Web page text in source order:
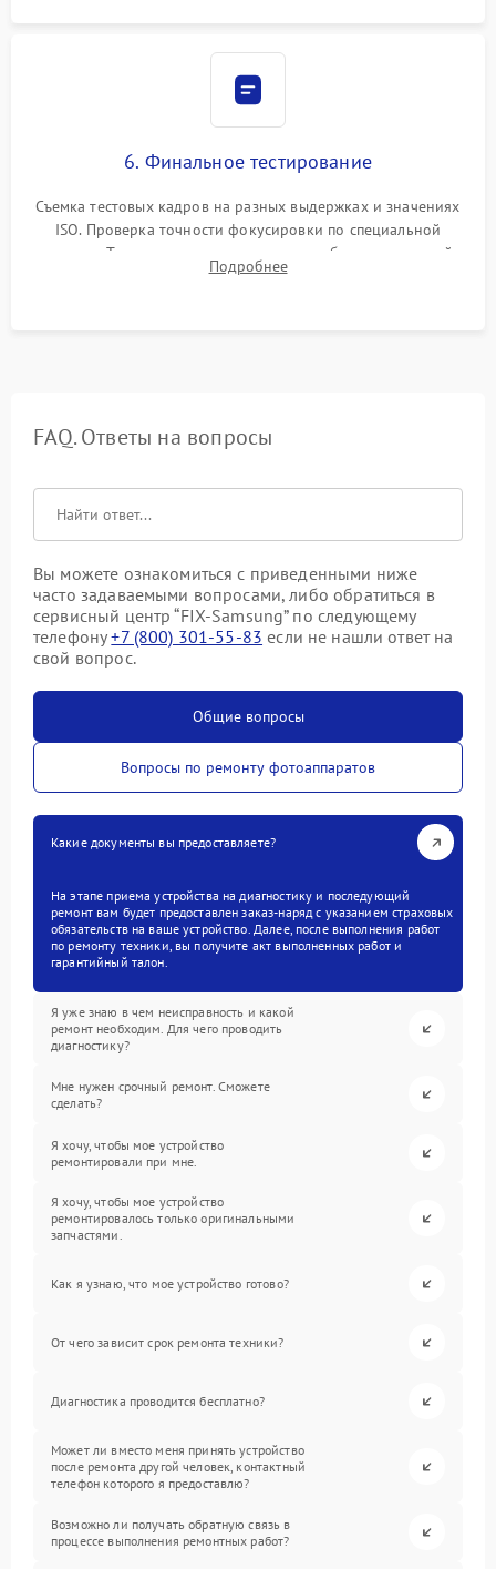
6. Финальное тестирование
Съемка тестовых кадров на разных выдержках и значениях
ISO. Проверка точности фокусировки по специальной
мишени. Тест записи на карту памяти, работы встроенной
вспышки, микрофона и всех кнопок управления.
Подробнее
FAQ. Ответы на вопросы
Вы можете ознакомиться с приведенными ниже
часто задаваемыми вопросами, либо обратиться в
сервисный центр “FIX-Samsung” по следующему
телефону+7 (800) 301-55-83 если не нашли ответ на
свой вопрос.
Общие вопросы
Вопросы по ремонту фотоаппаратов
Какие документы вы предоставляете?
На этапе приема устройства на диагностику и последующий
ремонт вам будет предоставлен заказ-наряд с указанием страховых
обязательств на ваше устройство. Далее, после выполнения работ
по ремонту техники, вы получите акт выполненных работ и
гарантийный талон.
Я уже знаю в чем неисправность и какой
ремонт необходим. Для чего проводить
диагностику?
Мне нужен срочный ремонт. Сможете
сделать?
Я хочу, чтобы мое устройство
ремонтировали при мне.
Я хочу, чтобы мое устройство
ремонтировалось только оригинальными
запчастями.
Как я узнаю, что мое устройство готово?
От чего зависит срок ремонта техники?
Диагностика проводится бесплатно?
Может ли вместо меня принять устройство
после ремонта другой человек, контактный
телефон которого я предоставлю?
Возможно ли получать обратную связь в
процессе выполнения ремонтных работ?